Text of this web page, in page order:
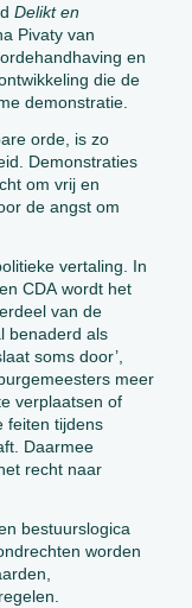
Delikt en
Pivaty van
en
die de
demonstratie.
orde, is zo
Demonstraties
om vrij en
de angst om
vertaling. In
CDA wordt het
van de
benaderd als
soms door’,
meer
verplaatsen of
feiten tijdens
Daarmee
recht naar
bestuurslogica
worden